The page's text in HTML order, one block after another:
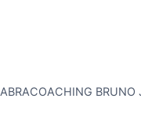
ABRACOACHING